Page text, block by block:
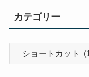
カテゴリー